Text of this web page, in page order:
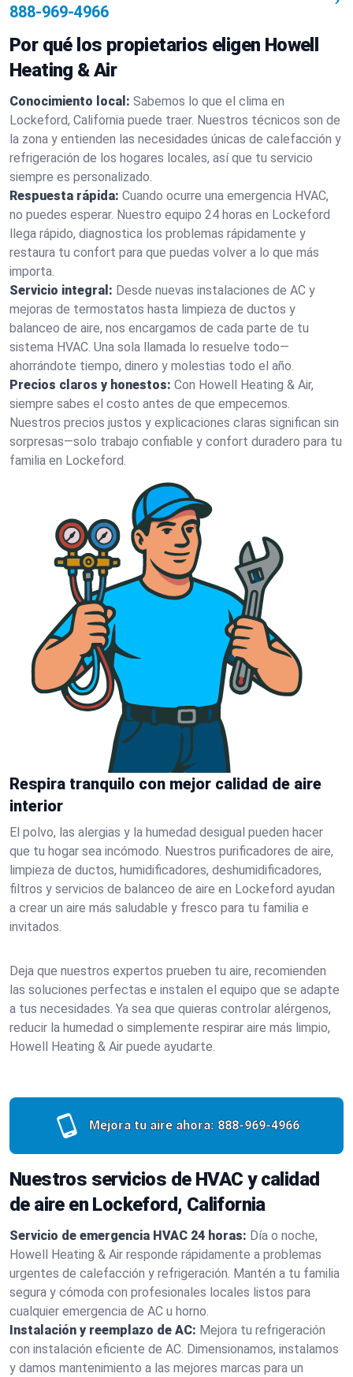
888-969-4966
Por qué los propietarios eligen Howell
Heating & Air
Conocimiento local: Sabemos lo que el clima en
Lockeford, California puede traer. Nuestros técnicos son de
la zona y entienden las necesidades únicas de calefacción y
refrigeración de los hogares locales, así que tu servicio
siempre es personalizado.
Respuesta rápida: Cuando ocurre una emergencia HVAC,
no puedes esperar. Nuestro equipo 24 horas en Lockeford
llega rápido, diagnostica los problemas rápidamente y
restaura tu confort para que puedas volver a lo que más
importa.
Servicio integral: Desde nuevas instalaciones de AC y
mejoras de termostatos hasta limpieza de ductos y
balanceo de aire, nos encargamos de cada parte de tu
sistema HVAC. Una sola llamada lo resuelve todo—
ahorrándote tiempo, dinero y molestias todo el año.
Precios claros y honestos: Con Howell Heating & Air,
siempre sabes el costo antes de que empecemos.
Nuestros precios justos y explicaciones claras significan sin
sorpresas—solo trabajo confiable y confort duradero para tu
familia en Lockeford.
Respira tranquilo con mejor calidad de aire
interior
El polvo, las alergias y la humedad desigual pueden hacer
que tu hogar sea incómodo. Nuestros purificadores de aire,
limpieza de ductos, humidificadores, deshumidificadores,
filtros y servicios de balanceo de aire en Lockeford ayudan
a crear un aire más saludable y fresco para tu familia e
invitados.
Deja que nuestros expertos prueben tu aire, recomienden
las soluciones perfectas e instalen el equipo que se adapte
a tus necesidades. Ya sea que quieras controlar alérgenos,
reducir la humedad o simplemente respirar aire más limpio,
Howell Heating & Air puede ayudarte.
Mejora tu aire ahora: 888-969-4966
Nuestros servicios de HVAC y calidad
de aire en Lockeford, California
Servicio de emergencia HVAC 24 horas: Día o noche,
Howell Heating & Air responde rápidamente a problemas
urgentes de calefacción y refrigeración. Mantén a tu familia
segura y cómoda con profesionales locales listos para
cualquier emergencia de AC u horno.
Instalación y reemplazo de AC: Mejora tu refrigeración
con instalación eficiente de AC. Dimensionamos, instalamos
y damos mantenimiento a las mejores marcas para un